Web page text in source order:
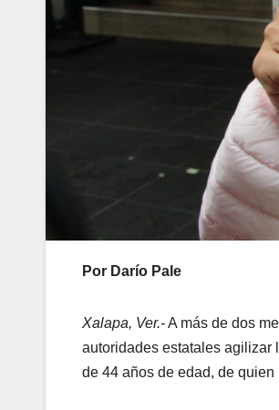
Por Darío Pale
Xalapa, Ver.-A más de dos
autoridades estatales agilizar
de 44 años de edad, de